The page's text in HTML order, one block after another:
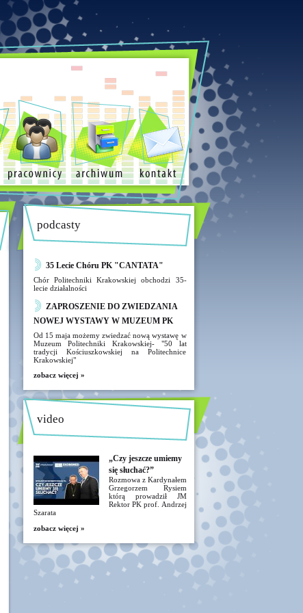
podcasty
35 Lecie Chóru PK "CANTATA"
Chór Politechniki Krakowskiej obchodzi 35-
lecie działalności
ZAPROSZENIE DO ZWIEDZANIA
NOWEJ WYSTAWY W MUZEUM PK
Od 15 maja możemy zwiedzać nową wystawę w
Muzeum Politechniki Krakowskiej- "50 lat
tradycji Kościuszkowskiej na Politechnice
Krakowskiej"
zobacz więcej »
video
„Czy jeszcze umiemy
się słuchać?”
Rozmowa z Kardynałem
Grzegorzem Rysiem
którą prowadził JM
Rektor PK prof. Andrzej
Szarata
zobacz więcej »